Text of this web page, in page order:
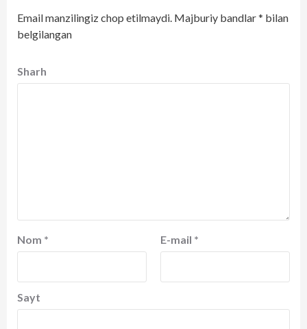
Email manzilingiz chop etilmaydi. Majburiy bandlar* bilan
belgilangan
Sharh
Nom * E-mail *
Sayt